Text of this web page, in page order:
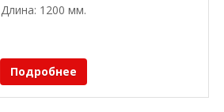
Длина: 1200 мм.
Подробнее